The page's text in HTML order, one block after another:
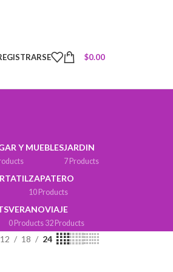
$0.00
Y MUEBLESJARDIN
7 Products
ZAPATERO
10 Products
VERANO
0 Products
VIAJE
32 Products
12 18 24